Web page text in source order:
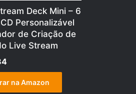
Deck Mini – 6
Personalizável
de Criação de
Live Stream
na Amazon